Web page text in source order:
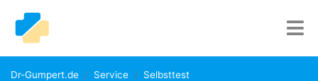
Dr-Gumpert.de Service
Selbsttest